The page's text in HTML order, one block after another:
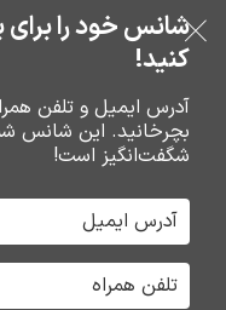
خرید قسطی با
عبور به ناوبری
رفتن به محتوای اصلی
0 ریال
خانه گارد و محافظ صفحه
فروشگاه نوین تراشه گنجی
شانس خود را برای
کنید!
آدرس ایمیل و تلفن
بچرخانید. این شانس
شگفت‌انگیز است!